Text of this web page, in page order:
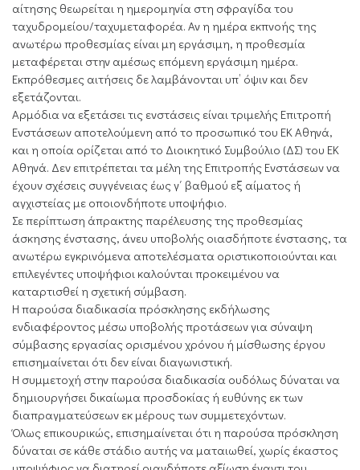
αίτησης θεωρείται η ημερομηνία στη σφραγίδα του
ταχυδρομείου/ταχυμεταφορέα. Αν η ημέρα εκπνοής της
ανωτέρω προθεσμίας είναι μη εργάσιμη, η προθεσμία
μεταφέρεται στην αμέσως επόμενη εργάσιμη ημέρα.
Εκπρόθεσμες αιτήσεις δε λαμβάνονται υπ’ όψιν και δεν
εξετάζονται.
Αρμόδια να εξετάσει τις ενστάσεις είναι τριμελής Επιτροπή
Ενστάσεων αποτελούμενη από το προσωπικό του ΕΚ Αθηνά,
και η οποία ορίζεται από το Διοικητικό Συμβούλιο (ΔΣ) του ΕΚ
Αθηνά. Δεν επιτρέπεται τα μέλη της Επιτροπής Ενστάσεων να
έχουν σχέσεις συγγένειας έως γ΄ βαθμού εξ αίματος ή
αγχιστείας με οποιονδήποτε υποψήφιο.
Σε περίπτωση άπρακτης παρέλευσης της προθεσμίας
άσκησης ένστασης, άνευ υποβολής οιασδήποτε ένστασης, τα
ανωτέρω εγκρινόμενα αποτελέσματα οριστικοποιούνται και
επιλεγέντες υποψήφιοι καλούνται προκειμένου να
καταρτισθεί η σχετική σύμβαση.
Η παρούσα διαδικασία πρόσκλησης εκδήλωσης
ενδιαφέροντος μέσω υποβολής προτάσεων για σύναψη
σύμβασης εργασίας ορισμένου χρόνου ή μίσθωσης έργου
επισημαίνεται ότι δεν είναι διαγωνιστική.
Η συμμετοχή στην παρούσα διαδικασία ουδόλως δύναται να
δημιουργήσει δικαίωμα προσδοκίας ή ευθύνης εκ των
διαπραγματεύσεων εκ μέρους των συμμετεχόντων.
Όλως επικουρικώς, επισημαίνεται ότι η παρούσα πρόσκληση
δύναται σε κάθε στάδιο αυτής να ματαιωθεί, χωρίς έκαστος